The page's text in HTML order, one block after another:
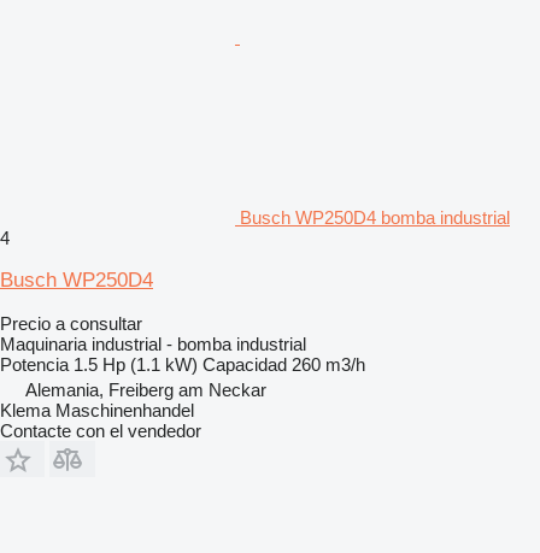
Busch WP250D4 bomba industrial
4
Busch WP250D4
Precio a consultar
Maquinaria industrial - bomba industrial
Potencia 1.5 Hp (1.1 kW) Capacidad 260 m3/h
Alemania, Freiberg am Neckar
Klema Maschinenhandel
Contacte con el vendedor